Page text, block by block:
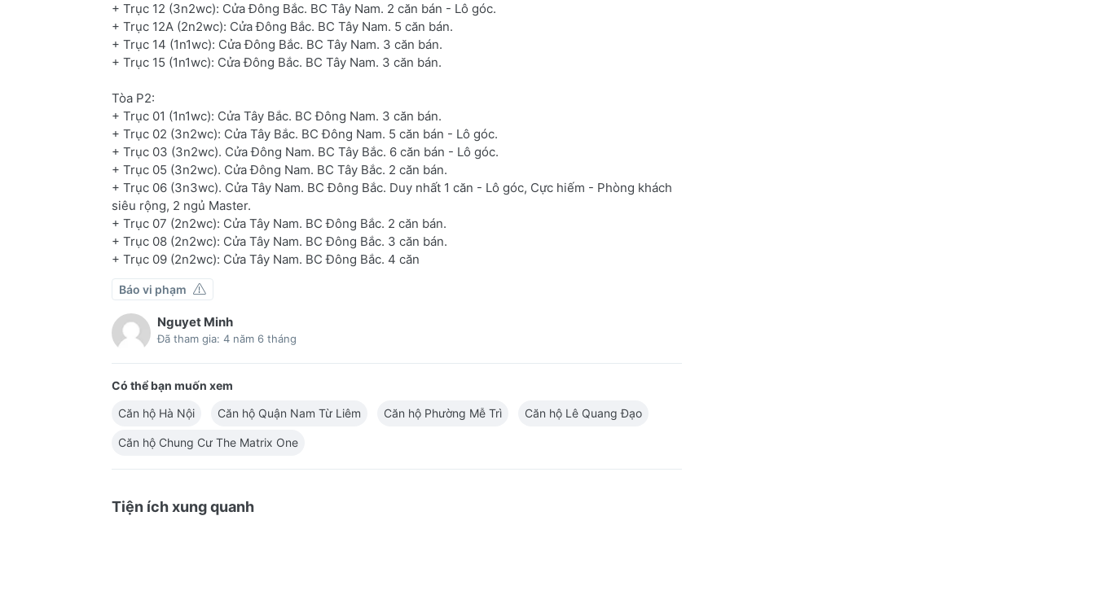
+ Trục 12 (3n2wc): Cửa Đông Bắc. BC Tây Nam. 2 căn bán - Lô góc.
+ Trục 12A (2n2wc): Cửa Đông Bắc. BC Tây Nam. 5 căn bán.
+ Trục 14 (1n1wc): Cửa Đông Bắc. BC Tây Nam. 3 căn bán.
+ Trục 15 (1n1wc): Cửa Đông Bắc. BC Tây Nam. 3 căn bán.
Tòa P2:
+ Trục 01 (1n1wc): Cửa Tây Bắc. BC Đông Nam. 3 căn bán.
+ Trục 02 (3n2wc): Cửa Tây Bắc. BC Đông Nam. 5 căn bán - Lô góc.
+ Trục 03 (3n2wc). Cửa Đông Nam. BC Tây Bắc. 6 căn bán - Lô góc.
+ Trục 05 (3n2wc). Cửa Đông Nam. BC Tây Bắc. 2 căn bán.
+ Trục 06 (3n3wc). Cửa Tây Nam. BC Đông Bắc. Duy nhất 1 căn - Lô góc, Cực hiếm - Phòng khách
siêu rộng, 2 ngủ Master.
+ Trục 07 (2n2wc): Cửa Tây Nam. BC Đông Bắc. 2 căn bán.
+ Trục 08 (2n2wc): Cửa Tây Nam. BC Đông Bắc. 3 căn bán.
+ Trục 09 (2n2wc): Cửa Tây Nam. BC Đông Bắc. 4 căn
Báo vi phạm
Nguyet Minh
Đã tham gia: 4 năm 6 tháng
Có thể bạn muốn xem
Căn hộ Hà Nội
Căn hộ Quận Nam Từ Liêm Căn hộ Phường Mễ Trì Căn hộ Lê Quang Đạo
Căn hộ Chung Cư The Matrix One
Tiện ích xung quanh